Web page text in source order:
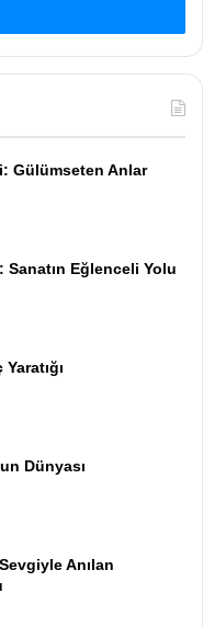
Gülümseten Anlar
Eğlenceli Yolu
Dünyası
Anılan